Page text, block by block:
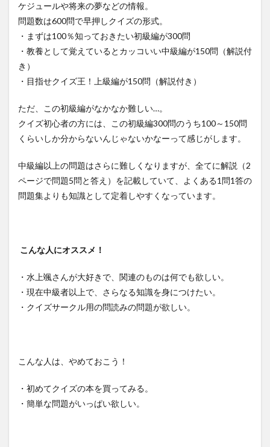
ケジュールや将来の夢などの情報。
問題数は600問で早押しクイズの形式。
・まずは100％知っておきたい初級編が300問
・教養として覚えているとカッコいい中級編が150問（解説付
き）
・目指せクイズ王！上級編が150問（解説付き）
ただ、この初級編がなかなか難しい…。
クイズ初心者の方には、この初級編300問のうち100～150問
くらいしか分からないんじゃないかなーって感じがします。
中級編以上の問題はさらに難しくなりますが、全てに解説（2
ページで問題5問と答え）を記載していて、よくある1問1答の
問題集よりも知識として定着しやすくなっています。
こんな人にオススメ！
・水上颯さんが大好きで、関連のものは何でも欲しい。
・現在中級者以上で、さらなる知識を身につけたい。
・クイズサークル用の問読みの問題が欲しい。
こんな人は、やめておこう！
・初めてクイズの本を買ってみる。
・簡単な問題がいっぱい欲しい。